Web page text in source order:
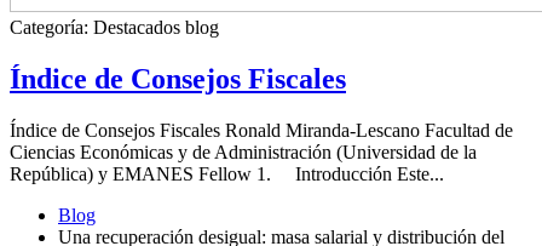
Categoría: Destacados blog
Índice de Consejos Fiscales
Índice de Consejos Fiscales Ronald Miranda-Lescano Facultad de
Ciencias Económicas y de Administración (Universidad de la
República) y EMANES Fellow 1. Introducción Este...
Blog
Una recuperación desigual: masa salarial y distribución del